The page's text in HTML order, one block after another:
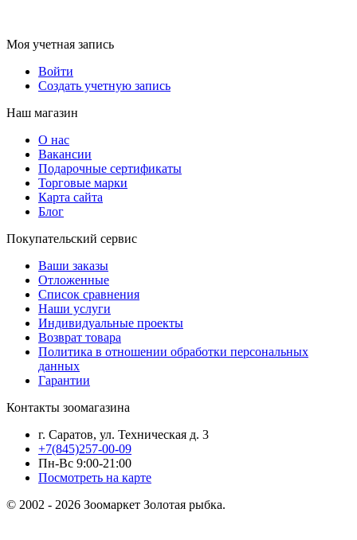
Моя учетная запись
Войти
Создать учетную запись
Наш магазин
О нас
Вакансии
Подарочные сертификаты
Торговые марки
Карта сайта
Блог
Покупательский сервис
Ваши заказы
Отложенные
Список сравнения
Наши услуги
Индивидуальные проекты
Возврат товара
Политика в отношении обработки персональных
данных
Гарантии
Контакты зоомагазина
г. Саратов, ул. Техническая д. 3
+7(845)257-00-09
Пн-Вс 9:00-21:00
Посмотреть на карте
© 2002 - 2026 Зоомаркет Золотая рыбка.